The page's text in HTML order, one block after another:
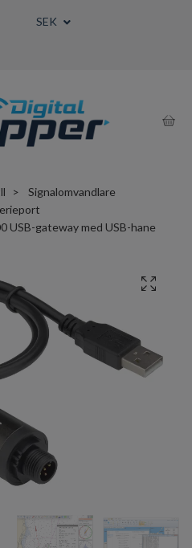
SEK
Signalomvandlare
USB-gateway med USB-hane